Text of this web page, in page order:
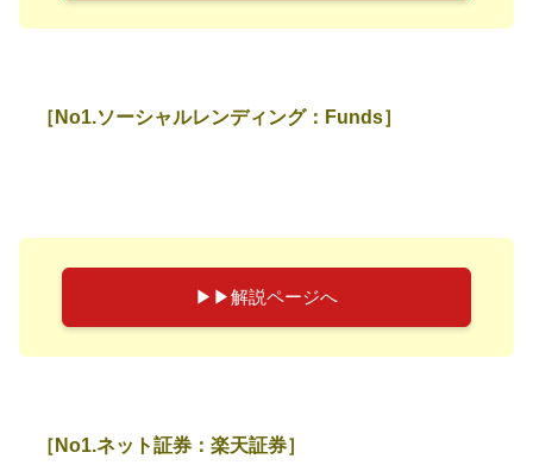
［No1.ソーシャルレンディング：Funds］
▶︎▶︎解説ページへ
［No1.ネット証券：楽天証券］